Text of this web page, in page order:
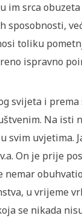
im srca
sposobnosti,
toliku
ispravno
svijeta i
Na isti
svim uvjetima.
On je prije
nemar
u vrijeme
se nikada